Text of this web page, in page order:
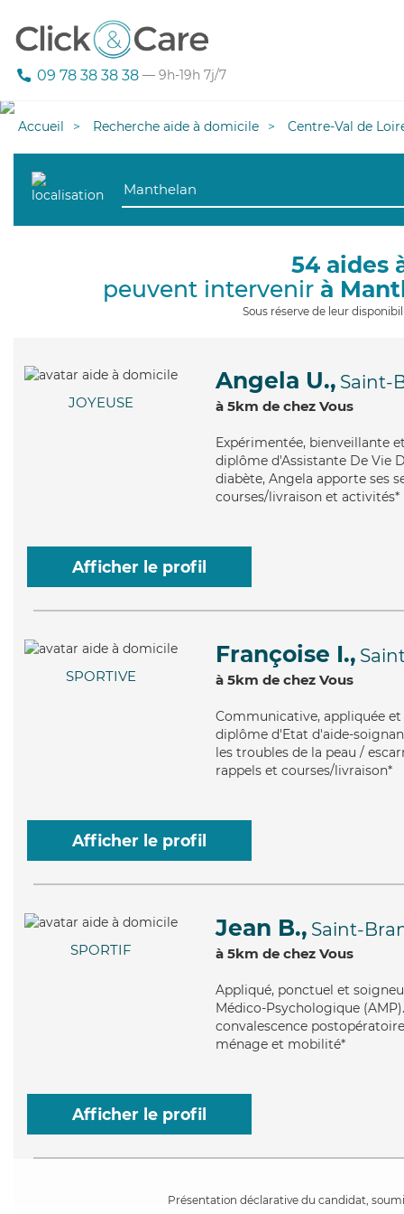
09 78 38 38 38 — 9h-19h 7j/7
Accueil Recherche aide à domicile Centre-Val de
54 aides
peuvent intervenir à
Sous réserve de leur
JOYEUSE
Angela U., Saint-
à 5km de chez Vous
Expérimentée, bienveillante
diplôme d'Assistante De Vie
diabète, Angela apporte ses
courses/livraison et activités*
Afficher le profil
SPORTIVE
Françoise I.,
à 5km de chez Vous
Communicative, appliquée
diplôme d'Etat d'aide-
les troubles de la peau /
rappels et courses/livraison*
Afficher le profil
SPORTIF
Jean B., Saint-
à 5km de chez Vous
Appliqué, ponctuel et
Médico-Psychologique
convalescence
ménage et mobilité*
Afficher le profil
Présentation déclarative du candidat,